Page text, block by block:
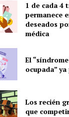
1 de cada 4
permanece
deseados
médica
El
ocupada”
Los recién
que